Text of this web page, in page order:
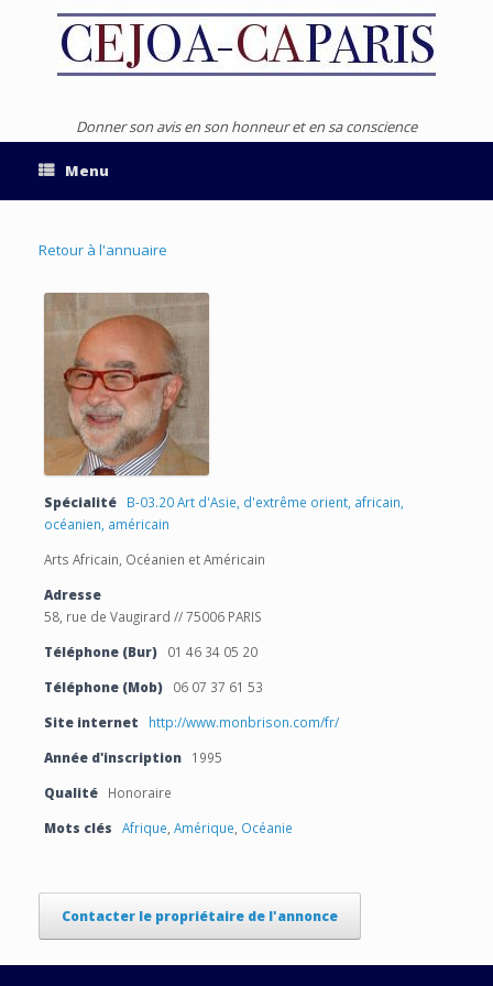
Donner son avis en son honneur et en sa conscience
Menu
Retour à l'annuaire
Spécialité
B-03.20 Art d'Asie, d'extrême orient, africain,
océanien, américain
Arts Africain, Océanien et Américain
Adresse
58, rue de Vaugirard // 75006 PARIS
Téléphone (Bur)
01 46 34 05 20
Téléphone (Mob)
06 07 37 61 53
Site internet
http://www.monbrison.com/fr/
Année d'inscription
1995
Qualité
Honoraire
Mots clés
Afrique Amérique Océanie
Contacter le propriétaire de l'annonce